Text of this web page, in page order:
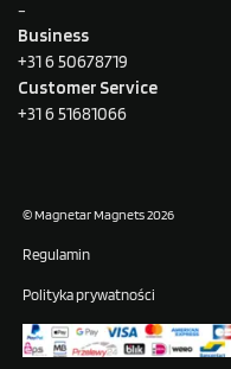
–
Business
+31 6 50678719
Customer Service
+31 6 51681066
© Magnetar Magnets 2026
Regulamin
Polityka prywatności